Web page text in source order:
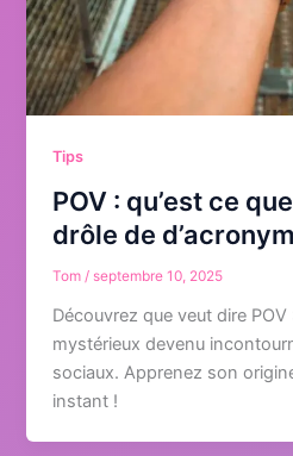
Tips
POV : qu’est ce
drôle de
Tom/ septembre 10, 2025
Découvrez que veut dire
mystérieux devenu
sociaux. Apprenez son
instant !